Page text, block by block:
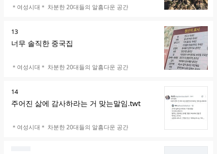
카페명
＊여성시대＊ 차분한 20대들의 알흠다운 공간
순
위
13
너무 솔직한 중국집
카페명
＊여성시대＊ 차분한 20대들의 알흠다운 공간
순
위
14
주어진 삶에 감사하라는 거 맞는말임.twt
카페명
＊여성시대＊ 차분한 20대들의 알흠다운 공간